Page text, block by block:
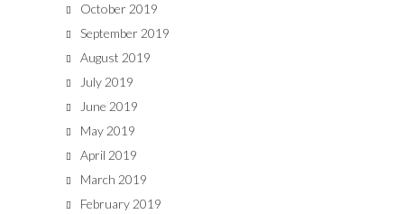
October 2019
September 2019
August 2019
July 2019
June 2019
May 2019
April 2019
March 2019
February 2019